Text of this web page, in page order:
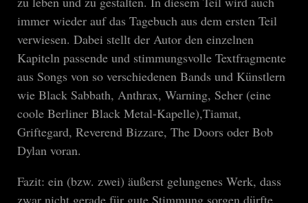
immer wieder auf das Tagebuch aus dem ersten Teil
verwiesen. Dabei stellt der Autor den einzelnen
Kapiteln passende und stimmungsvolle Textfragmente
aus Songs von so verschiedenen Bands und Künstlern
wie Black Sabbath, Anthrax, Warning, Seher (eine
coole Berliner Black Metal-Kapelle),Tiamat,
Griftegard, Reverend Bizzare, The Doors oder Bob
Dylan voran.
Fazit: ein (bzw. zwei) äußerst gelungenes Werk, dass
zwar nicht gerade für gute Stimmung sorgen dürfte,